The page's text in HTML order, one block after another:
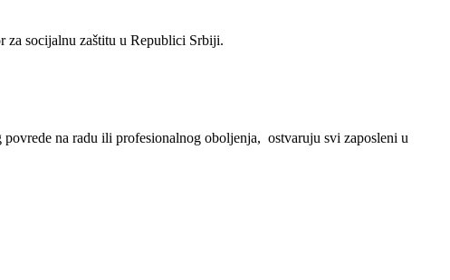
za socijalnu zaštitu u Republici Srbiji.
na radu ili profesionalnog obolјenja, ostvaruju svi zaposleni u